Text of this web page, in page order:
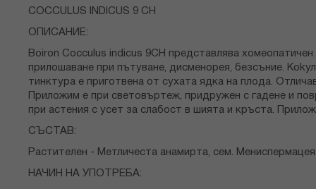
COCCULUS INDICUS 9 CH
ОПИСАНИЕ:
Bоiron Cocculus indicus 9CH представлява
прилошаване при пътуване, дисменорея, безсъние.
тинктура е приготвена от сухата ядка на плода.
Приложим е при световъртеж, придружен с гадене и
при астения с усет за слабост в шията и кръста.
СЪСТАВ:
Растителен - Метличеста анамирта, сем. Мениспермацея.
НАЧИН НА УПОТРЕБА: